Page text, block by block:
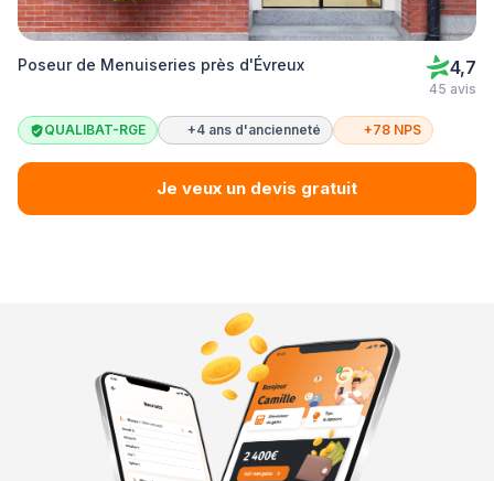
Poseur de Menuiseries près d'Évreux 4,7
45 avis
QUALIBAT-RGE +4 ans d'ancienneté +78 NPS
Je veux un devis gratuit